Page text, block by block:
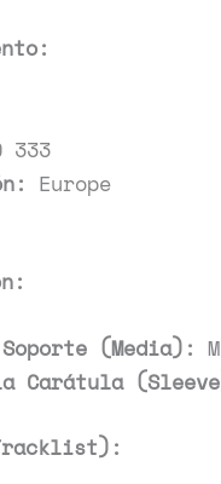
333
Europe
(Media):
Carátula